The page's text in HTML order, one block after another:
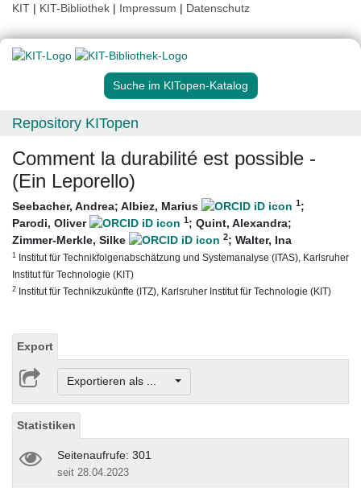
KIT | KIT-Bibliothek | Impressum | Datenschutz
Suche im KITopen-Katalog
Repository KITopen
Comment la durabilité est possible -
(Ein Leporello)
Seebacher, Andrea; Albiez, Marius 1;
Parodi, Oliver
1; Quint, Alexandra;
Zimmer-Merkle, Silke
2; Walter, Ina
1 Institut für Technikfolgenabschätzung und Systemanalyse (ITAS), Karlsruher
Institut für Technologie (KIT)
2 Institut für Technikzukünfte (ITZ), Karlsruher Institut für Technologie (KIT)
Export
Exportieren als ...
Statistiken
Seitenaufrufe: 301
seit 28.04.2023